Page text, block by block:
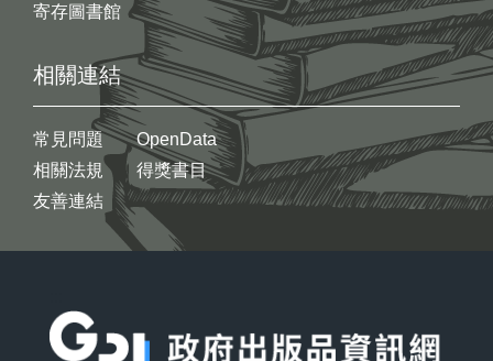
寄存圖書館
相關連結
常見問題
相關法規
友善連結
OpenData
得獎書目